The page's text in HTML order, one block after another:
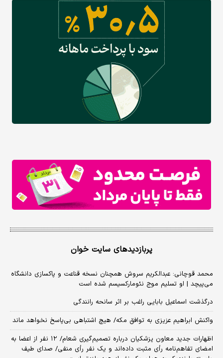
پربازدیدهای سایت خوان
محمد قوچانی: عبدالکریم سروش همچنان نسخه قناعت و پاکسازی دانشگاه
می‌پیچد | او تسلیم موج نئومارکسیسم شده است
درگذشت اسماعیل بابایی راغب بر اثر سانحه رانندگی
واکنش ابراهیم عزیزی به توافق مکه/ هیچ اشتباهی بی‌پاسخ نخواهد ماند
اظهارات جدید معاون پزشکیان درباره تصمیم‌گیری شعام/ ۱۲ نفر از اعضا به
امضای تفاهم‌نامه رأی مثبت داده‌اند و یک نفر رأی منفی/ صدای طیف